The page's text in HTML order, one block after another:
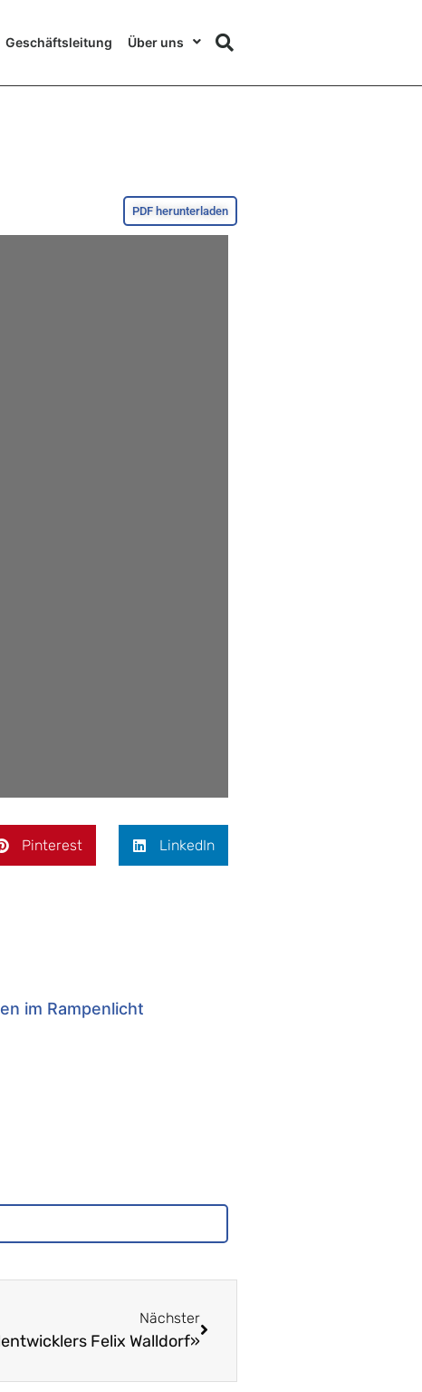
Geschäftsleitung Über uns
PDF herunterladen
Pinterest LinkedIn
im Rampenlicht
Nächster
Felix Walldorf»